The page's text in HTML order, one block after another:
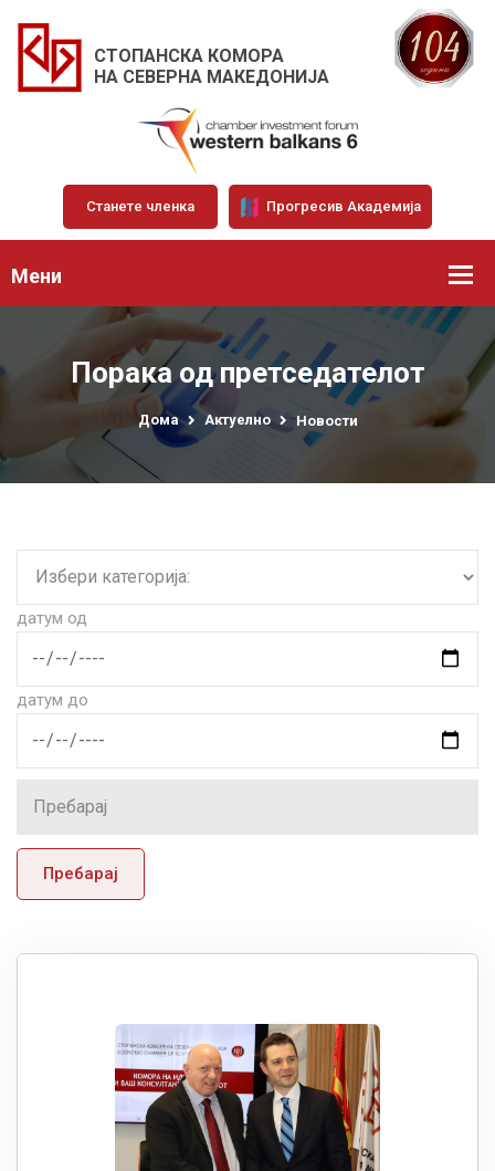
СТОПАНСКА КОМОРА
НА СЕВЕРНА МАКЕДОНИЈА
Станете членка Прогресив Академија
Мени
Порака од претседателот
Дома Актуелно Новости
датум од
датум до
Пребарај